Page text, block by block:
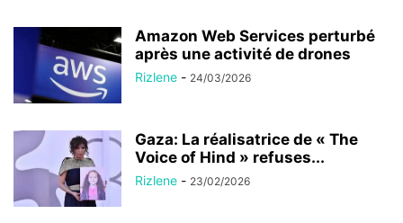
Amazon Web Services perturbé
après une activité de drones
Rizlene - 24/03/2026
Gaza: La réalisatrice de « The
Voice of Hind » refuses...
Rizlene - 23/02/2026